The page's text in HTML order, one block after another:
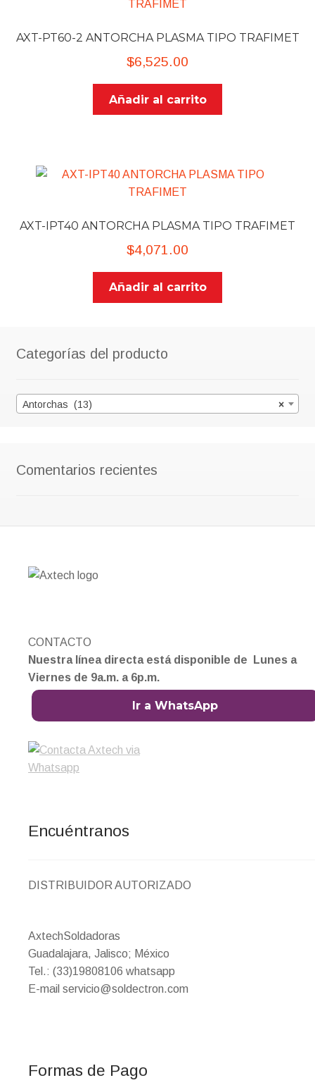
AXT-PT60-2 ANTORCHA PLASMA TIPO TRAFIMET
$6,525.00
Añadir al carrito
AXT-IPT40 ANTORCHA PLASMA TIPO TRAFIMET
$4,071.00
Añadir al carrito
Categorías del producto
×
Antorchas (13)
Comentarios recientes
CONTACTO
Nuestra línea directa está disponible de Lunes a
Viernes de 9a.m. a 6p.m.
Ir a WhatsApp
Encuéntranos
DISTRIBUIDOR AUTORIZADO
AxtechSoldadoras
Guadalajara, Jalisco; México
Tel.: (33)19808106 whatsapp
E-mail servicio@soldectron.com
Formas de Pago